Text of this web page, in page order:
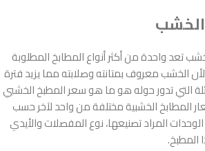
الخشب
تعد واحدة من أكثر أنواع المطابخ المطلوبة
الخشب معروف بمتانته وصلابته مما يزيد فترة
التي تدور حوله هو ما هو سعر المطبخ الخشبي
المطابخ الخشبية مختلفة من واحد لآخر حسب
المراد تصنيعها، نوع المفصلات والأيدي